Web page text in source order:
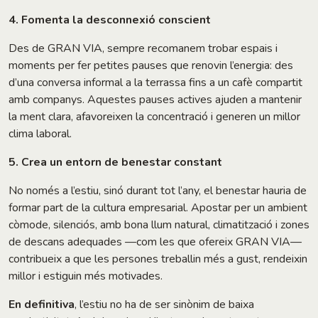
4. Fomenta la desconnexió conscient
Des de GRAN VIA, sempre recomanem trobar espais i
moments per fer petites pauses que renovin l’energia: des
d’una conversa informal a la terrassa fins a un cafè compartit
amb companys. Aquestes pauses actives ajuden a mantenir
la ment clara, afavoreixen la concentració i generen un millor
clima laboral.
5. Crea un entorn de benestar constant
No només a l’estiu, sinó durant tot l’any, el benestar hauria de
formar part de la cultura empresarial. Apostar per un ambient
còmode, silenciós, amb bona llum natural, climatització i zones
de descans adequades —com les que ofereix GRAN VIA—
contribueix a que les persones treballin més a gust, rendeixin
millor i estiguin més motivades.
En definitiva, l’estiu no ha de ser sinònim de baixa